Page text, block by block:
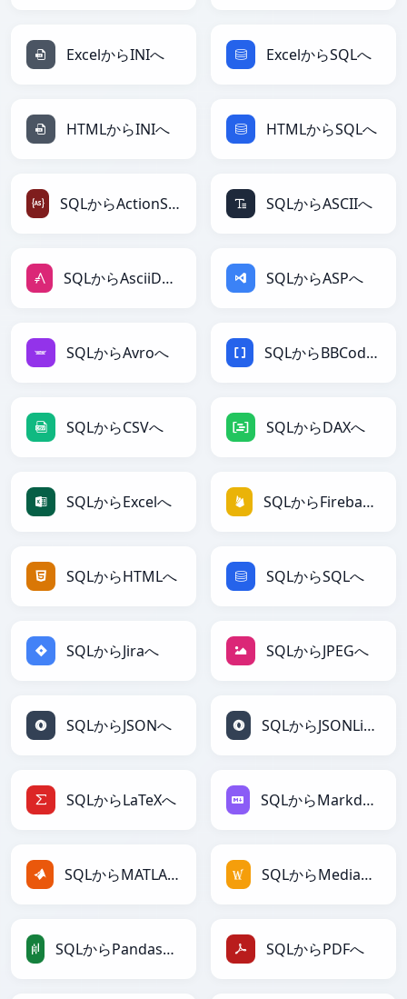
ExcelからINIへ ExcelからSQLへ
HTMLからINIへ HTMLからSQLへ
SQLからActionScriptへ SQLからASCIIへ
SQLからAsciiDocへ SQLからASPへ
SQLからAvroへ SQLからBBCodeへ
SQLからCSVへ SQLからDAXへ
SQLからExcelへ SQLからFirebaseへ
SQLからHTMLへ SQLからSQLへ
SQLからJiraへ SQLからJPEGへ
SQLからJSONへ SQLからJSONLinesへ
SQLからLaTeXへ SQLからMarkdownへ
SQLからMATLABへ SQLからMediaWikiへ
SQLからPandasDataFrameへ SQLからPDFへ